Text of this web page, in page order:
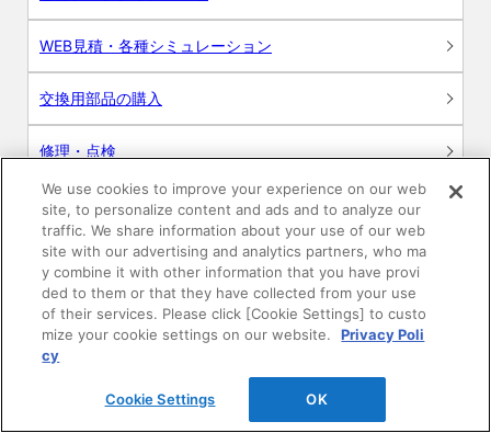
WEB見積・各種シミュレーション
交換用部品の購入
修理・点検
お問い合わせ
ログイン
建築・設計関係者様向けサイト
ユーザー登録サービス
WEB見積システム
We use cookies to improve your experience on our web
site, to personalize content and ads and to analyze our
traffic. We share information about your use of our web
site with our advertising and analytics partners, who ma
y combine it with other information that you have provi
ded to them or that they have collected from your use
of their services. Please click [Cookie Settings] to custo
mize your cookie settings on our website.
Privacy Poli
cy
Cookie Settings OK